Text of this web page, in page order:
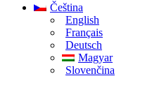
Čeština
English
Français
Deutsch
Magyar
Slovenčina